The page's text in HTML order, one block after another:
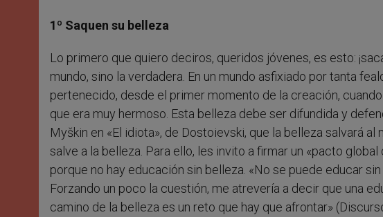
1º Saquen su belleza
Lo primero que quiero deciros, queridos jóvenes, es esto:
mundo, sino la verdadera. En un mundo asfixiado por tanta
pertenecido, desde el primer momento de la creación,
que era muy hermoso. Esta belleza debe ser difundida y
Myškin en «El idiota», de Dostoievski, que la belleza salvará
salve a la belleza. Para ello, les invito a firmar un «pacto
porque no hay educación sin belleza. «No se puede educar
Forzando un poco la cuestión, me atrevería a decir que una
camino de la belleza es un reto que hay que afrontar»